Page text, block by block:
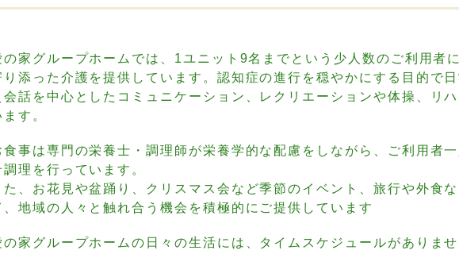
の家グループホームでは、1ユニット9名までという少人数のご利用者
り添った介護を提供しています。認知症の進行を穏やかにする目的で
会話を中心としたコミュニケーション、レクリエーションや体操、リ
ます。
食事は専門の栄養士・調理師が栄養学的な配慮をしながら、ご利用者
調理を行っています。
た、お花見や盆踊り、クリスマス会など季節のイベント、旅行や外食
、地域の人々と触れ合う機会を積極的にご提供しています
の家グループホームの日々の生活には、タイムスケジュールがありませ